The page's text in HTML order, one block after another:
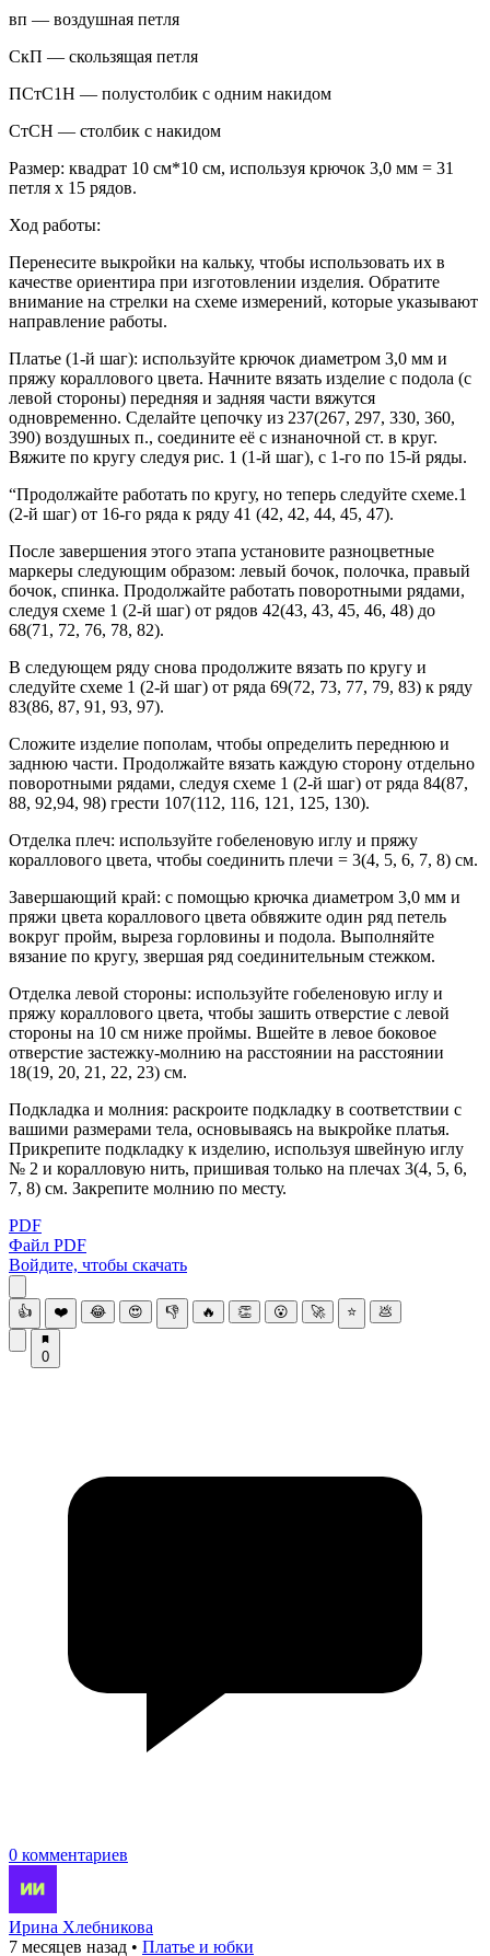
вп — воздушная петля
СкП — скользящая петля
ПСтС1Н — полустолбик с одним накидом
СтСН — столбик с накидом
Размер: квадрат 10 см*10 см, используя крючок 3,0 мм = 31
петля х 15 рядов.
Ход работы:
Перенесите выкройки на кальку, чтобы использовать их в
качестве ориентира при изготовлении изделия. Обратите
внимание на стрелки на схеме измерений, которые указывают
направление работы.
Платье (1-й шаг): используйте крючок диаметром 3,0 мм и
пряжу кораллового цвета. Начните вязать изделие с подола (с
левой стороны) передняя и задняя части вяжутся
одновременно. Сделайте цепочку из 237(267, 297, 330, 360,
390) воздушных п., соедините её с изнаночной ст. в круг.
Вяжите по кругу следуя рис. 1 (1-й шаг), с 1-го по 15-й ряды.
“Продолжайте работать по кругу, но теперь следуйте схеме.1
(2-й шаг) от 16-го ряда к ряду 41 (42, 42, 44, 45, 47).
После завершения этого этапа установите разноцветные
маркеры следующим образом: левый бочок, полочка, правый
бочок, спинка. Продолжайте работать поворотными рядами,
следуя схеме 1 (2-й шаг) от рядов 42(43, 43, 45, 46, 48) до
68(71, 72, 76, 78, 82).
В следующем ряду снова продолжите вязать по кругу и
следуйте схеме 1 (2-й шаг) от ряда 69(72, 73, 77, 79, 83) к ряду
83(86, 87, 91, 93, 97).
Сложите изделие пополам, чтобы определить переднюю и
заднюю части. Продолжайте вязать каждую сторону отдельно
поворотными рядами, следуя схеме 1 (2-й шаг) от ряда 84(87,
88, 92,94, 98) грести 107(112, 116, 121, 125, 130).
Отделка плеч: используйте гобеленовую иглу и пряжу
кораллового цвета, чтобы соединить плечи = 3(4, 5, 6, 7, 8) см.
Завершающий край: с помощью крючка диаметром 3,0 мм и
пряжи цвета кораллового цвета обвяжите один ряд петель
вокруг пройм, выреза горловины и подола. Выполняйте
вязание по кругу, звершая ряд соединительным стежком.
Отделка левой стороны: используйте гобеленовую иглу и
пряжу кораллового цвета, чтобы зашить отверстие с левой
стороны на 10 см ниже проймы. Вшейте в левое боковое
отверстие застежку-молнию на расстоянии на расстоянии
18(19, 20, 21, 22, 23) см.
Подкладка и молния: раскроите подкладку в соответствии с
вашими размерами тела, основываясь на выкройке платья.
Прикрепите подкладку к изделию, используя швейную иглу
№ 2 и коралловую нить, пришивая только на плечах 3(4, 5, 6,
7, 8) см. Закрепите молнию по месту.
PDF
Файл PDF
Войдите, чтобы скачать
👍 ❤️ 😂 😍 👎 🔥 👏 😮 🚀 ⭐ 💩
0
0 комментариев
Ирина Хлебникова
7 месяцев назад • Платье и юбки